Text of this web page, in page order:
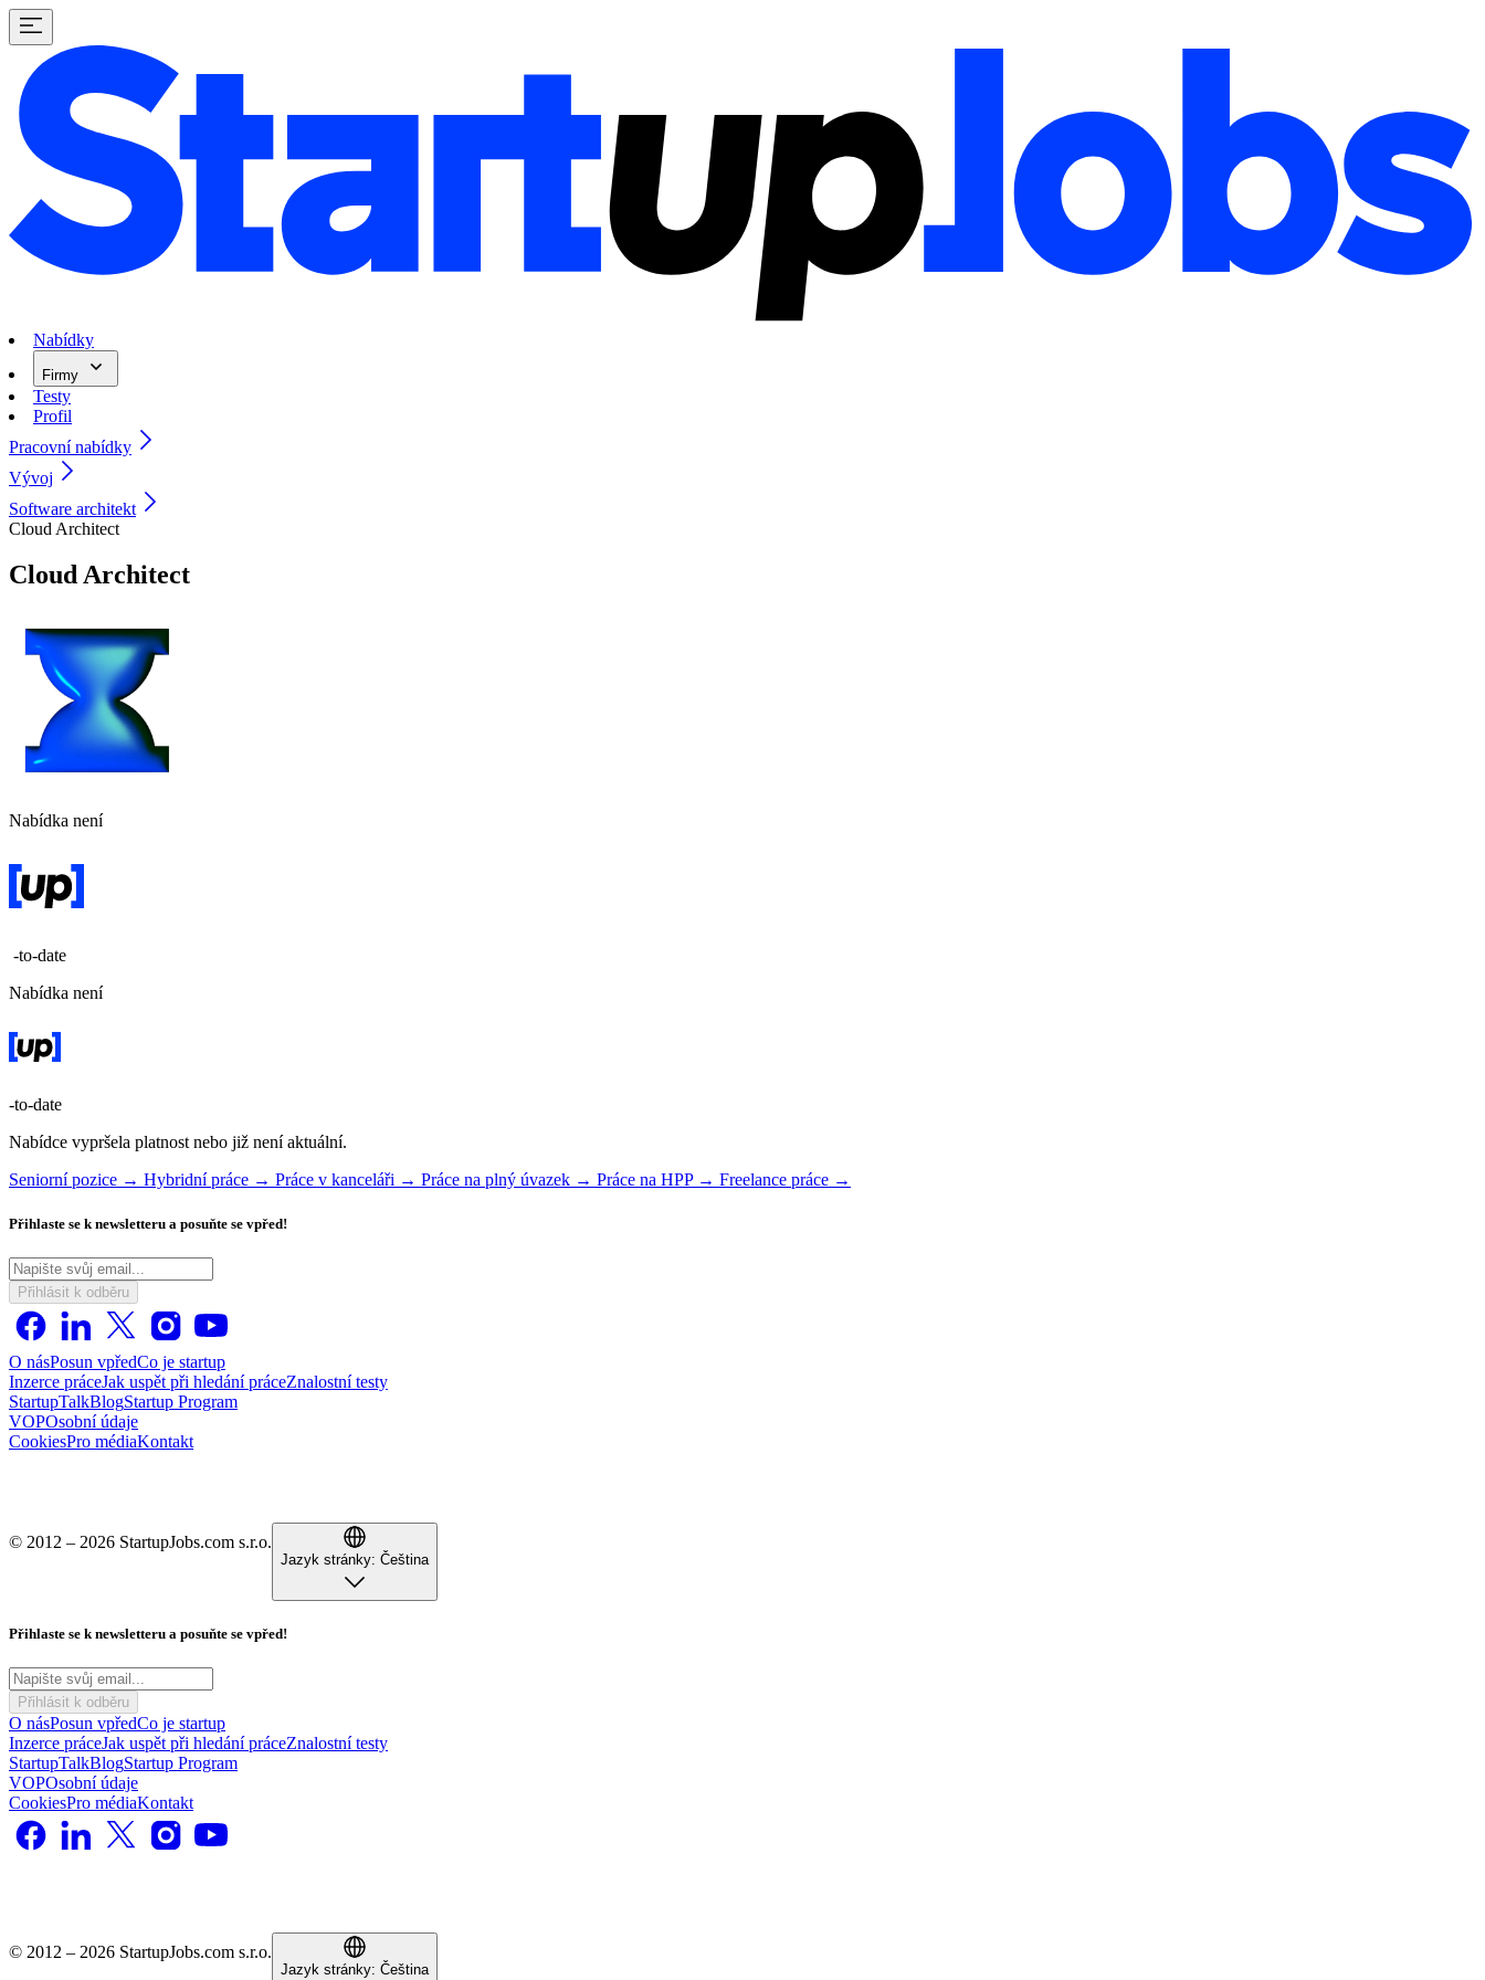
Nabídky
Firmy
Testy
Profil
Pracovní nabídky
Vývoj
Software architekt
Cloud Architect
Cloud Architect
Nabídka není
-to-date
Nabídka není
-to-date
Nabídce vypršela platnost nebo již není aktuální.
Seniorní pozice → Hybridní práce → Práce v kanceláři → Práce na plný úvazek → Práce na HPP → Freelance práce →
Přihlaste se k newsletteru a posuňte se vpřed!
Přihlásit k odběru
O násPosun vpředCo je startup
Inzerce práceJak uspět při hledání práceZnalostní testy
StartupTalkBlogStartup Program
VOPOsobní údaje
CookiesPro médiaKontakt
© 2012 – 2026 StartupJobs.com s.r.o.
Jazyk stránky: Čeština
Přihlaste se k newsletteru a posuňte se vpřed!
Přihlásit k odběru
O násPosun vpředCo je startup
Inzerce práceJak uspět při hledání práceZnalostní testy
StartupTalkBlogStartup Program
VOPOsobní údaje
CookiesPro médiaKontakt
© 2012 – 2026 StartupJobs.com s.r.o.
Jazyk stránky: Čeština